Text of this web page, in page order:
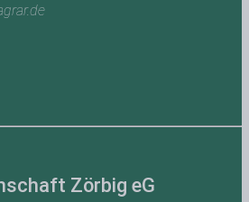
Zörbig eG